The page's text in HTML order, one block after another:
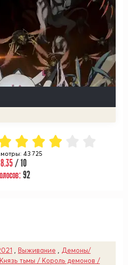
43 725
8.35/ 10
92
Выживание
Демоны/
Князь тьмы / Король демонов /